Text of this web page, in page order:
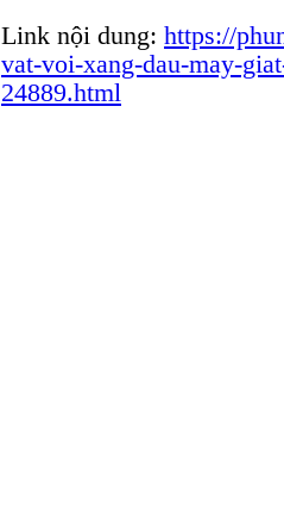
Link nội dung: https://
vat-voi-xang-dau-may-
24889.html